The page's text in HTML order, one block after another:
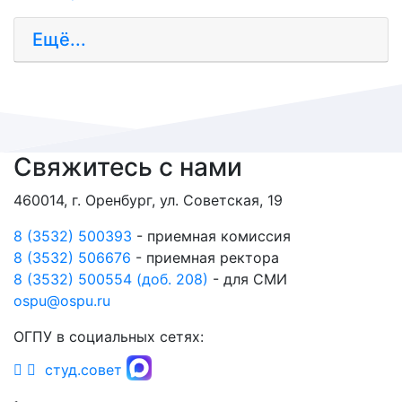
Ещё...
Свяжитесь с нами
460014, г. Оренбург, ул. Советская, 19
8 (3532) 500393 - приемная комиссия
8 (3532) 506676 - приемная ректора
8 (3532) 500554 (доб. 208) - для СМИ
ospu@ospu.ru
ОГПУ в социальных сетях:
студ.совет